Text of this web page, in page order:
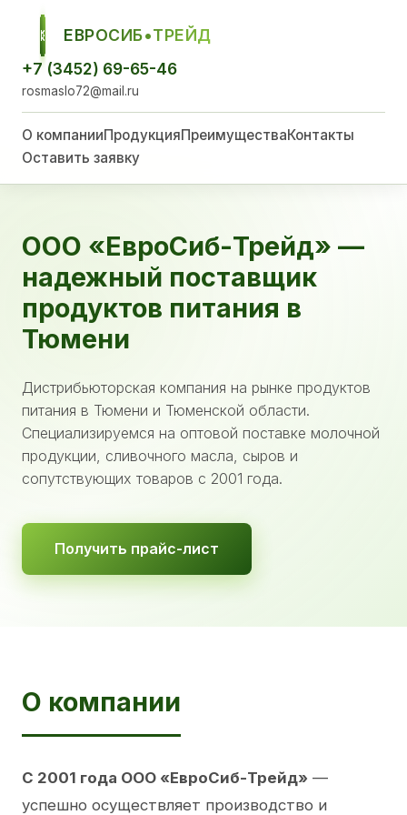
ЕСТ
ЕВРОСИБ•ТРЕЙД
+7 (3452) 69-65-46
rosmaslo72@mail.ru
О компанииПродукцияПреимуществаКонтакты
Оставить заявку
ООО «ЕвроСиб-Трейд» —
надежный поставщик
продуктов питания в
Тюмени
Дистрибьюторская компания на рынке продуктов
питания в Тюмени и Тюменской области.
Специализируемся на оптовой поставке молочной
продукции, сливочного масла, сыров и
сопутствующих товаров с 2001 года.
Получить прайс-лист
О компании
С 2001 года ООО «ЕвроСиб-Трейд» —
успешно осуществляет производство и